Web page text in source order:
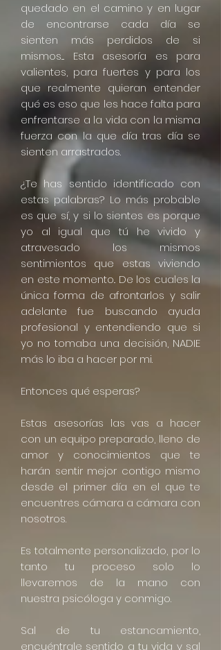
quedado en el camino y en lugar
de encontrarse cada día se
sienten más perdidos de si
mismos.... Esta asesoría es para
valientes, para fuertes y para los
que realmente quieran entender
qué es eso que les hace falta para
enfrentarse a la vida con la misma
fuerza con la que día tras día se
sienten arrastrados.
¿Te has sentido identificado con
estas palabras? Lo más probable
es que sí, y si lo sientes es porque
yo al igual que tú he vivido y
atravesado los mismos
sentimientos que estas viviendo
en este momento.. De los cuales la
única forma de afrontarlos y salir
adelante fue buscando ayuda
profesional y entendiendo que si
yo no tomaba una decisión, NADIE
más lo iba a hacer por mi.
Entonces qué esperas?
Estas asesorías las vas a hacer
con un equipo preparado, lleno de
amor y conocimientos que te
harán sentir mejor contigo mismo
desde el primer día en el que te
encuentres cámara a cámara con
nosotros.
Es totalmente personalizado, por lo
tanto tu proceso solo lo
llevaremos de la mano con
nuestra psicóloga y conmigo.
Sal de tu estancamiento,
encuéntrale sentido a tu vida y sal